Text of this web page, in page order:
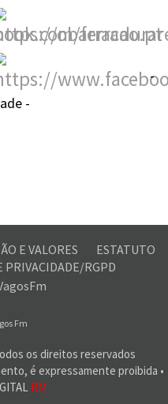
-
-
E VALORES
ESTATUTO
PRIVACIDADE/RGPD
os direitos reservados
é expressamente proibida •
RM